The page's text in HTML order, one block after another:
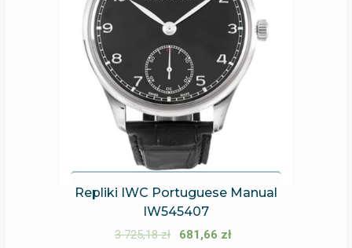
Repliki IWC Portuguese Manual
IW545407
3 725,18zł 681,66 zł